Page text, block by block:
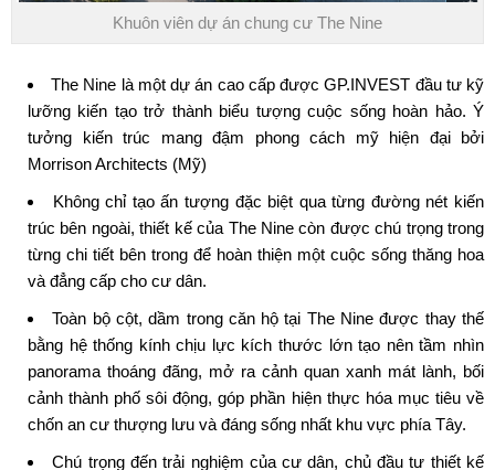
Khuôn viên dự án chung cư The Nine
The Nine là một dự án cao cấp được GP.INVEST đầu tư kỹ
lưỡng kiến tạo trở thành biểu tượng cuộc sống hoàn hảo. Ý
tưởng kiến trúc mang đậm phong cách mỹ hiện đại bởi
Morrison Architects (Mỹ)
Không chỉ tạo ấn tượng đặc biệt qua từng đường nét kiến
trúc bên ngoài, thiết kế của The Nine còn được chú trọng trong
từng chi tiết bên trong để hoàn thiện một cuộc sống thăng hoa
và đẳng cấp cho cư dân.
Toàn bộ cột, dầm trong căn hộ tại The Nine được thay thế
bằng hệ thống kính chịu lực kích thước lớn tạo nên tầm nhìn
panorama thoáng đãng, mở ra cảnh quan xanh mát lành, bối
cảnh thành phố sôi động, góp phần hiện thực hóa mục tiêu về
chốn an cư thượng lưu và đáng sống nhất khu vực phía Tây.
Chú trọng đến trải nghiệm của cư dân, chủ đầu tư thiết kế